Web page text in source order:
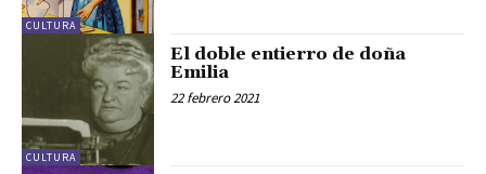
CULTURA
CULTURA
El doble entierro de doña
Emilia
22 febrero 2021